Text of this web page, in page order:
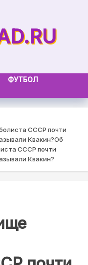
ФУТБОЛ
СССР почти
Квакин?Об
СССР почти
Квакин?